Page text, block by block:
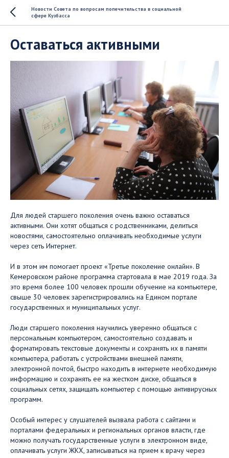
Новости Совета по вопросам попечительства в социальной
сфере Кузбасса
Оставаться активными
Для людей старшего поколения очень важно оставаться
активными. Они хотят общаться с родственниками, делиться
новостями, самостоятельно оплачивать необходимые услуги
через сеть Интернет.
И в этом им помогает проект «Третье поколение онлайн». В
Кемеровском районе программа стартовала в мае 2019 года. За
это время более 100 человек прошли обучение на компьютере,
свыше 30 человек зарегистрировались на Едином портале
государственных и муниципальных услуг.
Люди старшего поколения научились уверенно общаться с
персональным компьютером, самостоятельно создавать и
форматировать текстовые документы и сохранять их в памяти
компьютера, работать с устройствами внешней памяти,
электронной почтой, быстро находить в интернете необходимую
информацию и сохранять ее на жестком диске, общаться в
социальных сетях, защищать компьютер с помощью антивирусных
программ.
Особый интерес у слушателей вызвала работа с сайтами и
порталами федеральных и региональных органов власти, где
можно получать государственные услуги в электронном виде,
оплачивать услуги ЖКХ, записываться на прием к врачу через